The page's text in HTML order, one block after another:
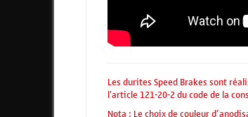
Les durites Speed Brakes sont
l'article 121-20-2 du code de la